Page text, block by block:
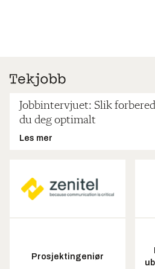
Jobbintervjuet: Slik
du deg optimalt
Les mer
Prosjektingeniør